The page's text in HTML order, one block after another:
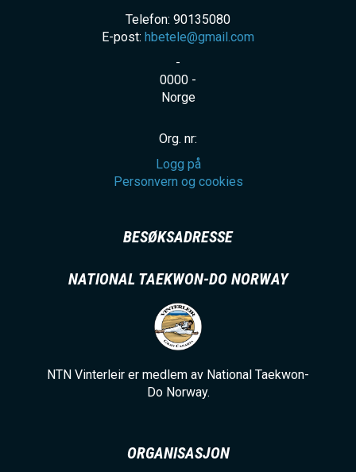
Telefon: 90135080
E-post: hbetele@gmail.com
-
0000 -
Norge
Org. nr:
Logg på
Personvern og cookies
BESØKSADRESSE
NATIONAL TAEKWON-DO NORWAY
NTN Vinterleir er medlem av National Taekwon-
Do Norway.
ORGANISASJON